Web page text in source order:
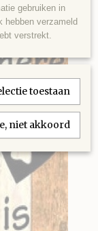
gebruiken in
hebben verzameld
verstrekt.
toestaan
niet akkoord